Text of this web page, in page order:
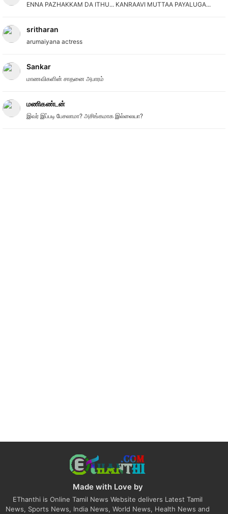
ENNA PAZHAKKAM DA ITHU... KANRAAVI MUTTAA PAYALUGA...
sritharan
arumaiyana actress
Sankar
மாணவிகளின் சாதனை அபாரம்
மணிகண்டன்
இவர் இப்படி பேசலாமா? அசிங்கமாக இல்லையா?
Made with Love by
EThanthi is Online Tamil News Website delivers Latest Tamil
News, Sports News, India News, World News, Health News and